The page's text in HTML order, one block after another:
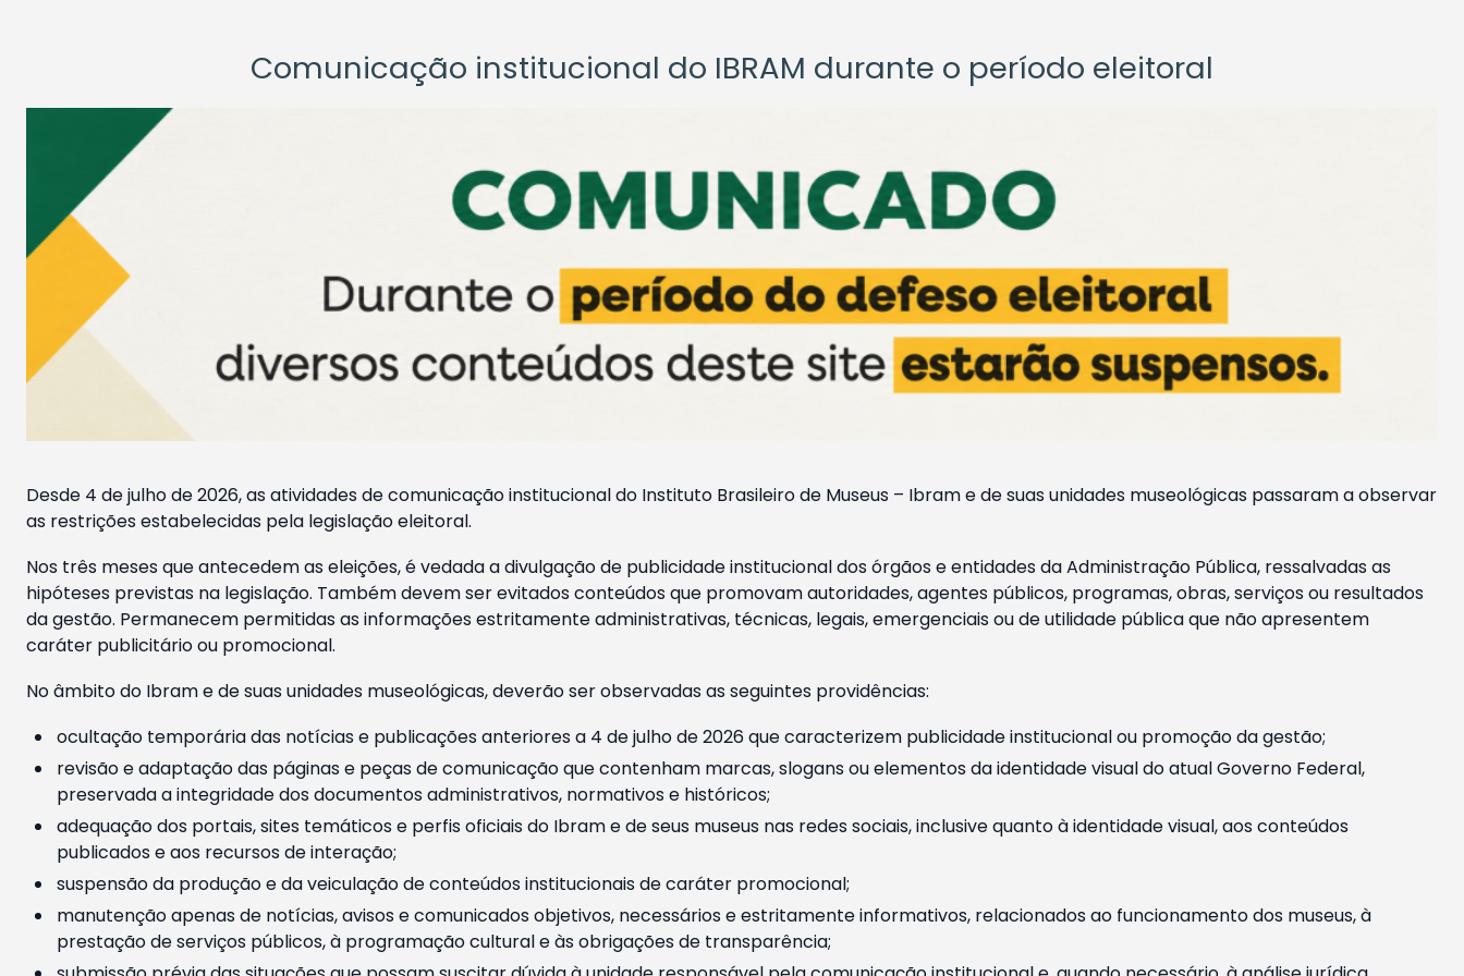
Comunicação institucional do IBRAM durante o período eleitoral
Desde 4 de julho de 2026, as atividades de comunicação institucional do Instituto Brasileiro de Museus – Ibram e de suas unidades museológicas passaram a observar
as restrições estabelecidas pela legislação eleitoral.
Nos três meses que antecedem as eleições, é vedada a divulgação de publicidade institucional dos órgãos e entidades da Administração Pública, ressalvadas as
hipóteses previstas na legislação. Também devem ser evitados conteúdos que promovam autoridades, agentes públicos, programas, obras, serviços ou resultados
da gestão. Permanecem permitidas as informações estritamente administrativas, técnicas, legais, emergenciais ou de utilidade pública que não apresentem
caráter publicitário ou promocional.
No âmbito do Ibram e de suas unidades museológicas, deverão ser observadas as seguintes providências:
ocultação temporária das notícias e publicações anteriores a 4 de julho de 2026 que caracterizem publicidade institucional ou promoção da gestão;
revisão e adaptação das páginas e peças de comunicação que contenham marcas, slogans ou elementos da identidade visual do atual Governo Federal,
preservada a integridade dos documentos administrativos, normativos e históricos;
adequação dos portais, sites temáticos e perfis oficiais do Ibram e de seus museus nas redes sociais, inclusive quanto à identidade visual, aos conteúdos
publicados e aos recursos de interação;
suspensão da produção e da veiculação de conteúdos institucionais de caráter promocional;
manutenção apenas de notícias, avisos e comunicados objetivos, necessários e estritamente informativos, relacionados ao funcionamento dos museus, à
prestação de serviços públicos, à programação cultural e às obrigações de transparência;